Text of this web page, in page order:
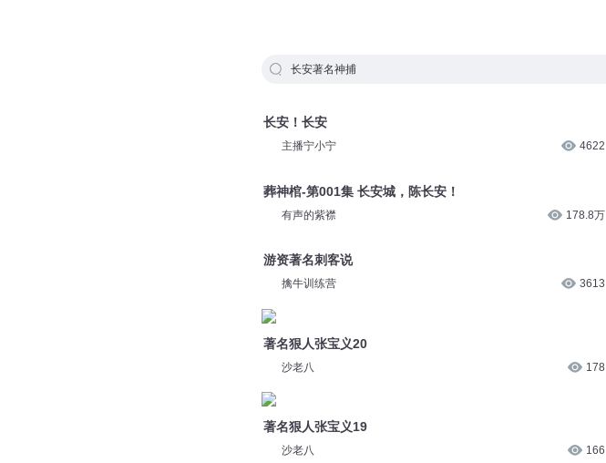
长安著名神捕
长安！长安
主播宁小宁 4622
葬神棺-第001集 长安城，陈长安！
有声的紫襟 178.8万
游资著名刺客说
擒牛训练营 3613
著名狠人张宝义20
沙老八 178
著名狠人张宝义19
沙老八 166